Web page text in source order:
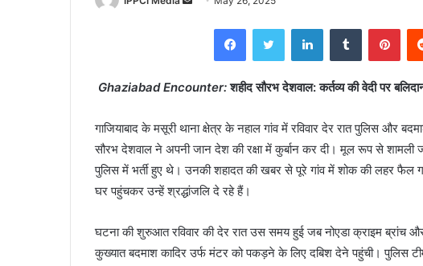
FacebookTwitter LinkedInTumblr
Ghaziabad Encounter:शहीद सौरभ देशवाल: कर्तव्य की वेदी पर
गाजियाबाद के मसूरी थाना क्षेत्र के नहाल गांव में रविवार देर रात पुलिस और
सौरभ देशवाल ने अपनी जान देश की रक्षा में कुर्बान कर दी। मूल रूप से शामली
पुलिस में भर्ती हुए थे। उनकी शहादत की खबर से पूरे गांव में शोक की लहर फैल
घर पहुंचकर उन्हें श्रद्धांजलि दे रहे हैं।
घटना की शुरुआत रविवार की देर रात उस समय हुई जब नोएडा क्राइम ब्रांच
कुख्यात बदमाश कादिर उर्फ मंटर को पकड़ने के लिए दबिश देने पहुंची। पुलिस